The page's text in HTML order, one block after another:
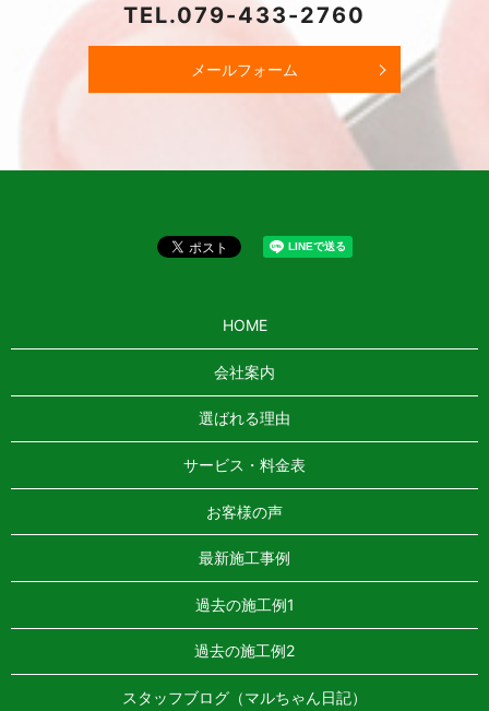
TEL.079-433-2760
メールフォーム
HOME
会社案内
選ばれる理由
サービス・料金表
お客様の声
最新施工事例
過去の施工例1
過去の施工例2
スタッフブログ（マルちゃん日記）